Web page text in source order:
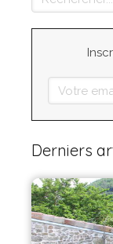
Votre email
Derniers